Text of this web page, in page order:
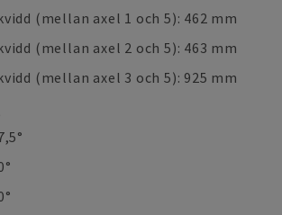
(mellan axel 1 och 5): 462 mm
(mellan axel 2 och 5): 463 mm
(mellan axel 3 och 5): 925 mm